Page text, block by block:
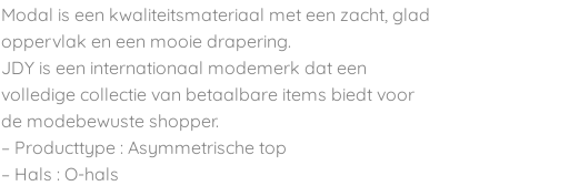
Modal is een kwaliteitsmateriaal met een zacht, glad
oppervlak en een mooie drapering.
JDY is een internationaal modemerk dat een
volledige collectie van betaalbare items biedt voor
de modebewuste shopper.
– Producttype : Asymmetrische top
– Hals : O-hals